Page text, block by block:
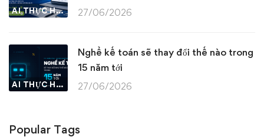
AI THỰC HÀNH 27/06/2026
AI THỰC HÀNH
Nghề kế toán sẽ thay đổi thế nào trong
15 năm tới
27/06/2026
Popular Tags